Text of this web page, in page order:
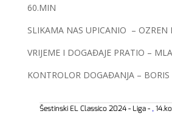
60.MIN
SLIKAMA NAS UPICANIO – OZREN
VRIJEME I DOGAĐAJE PRATIO –
KONTROLOR DOGAĐANJA – BORIS